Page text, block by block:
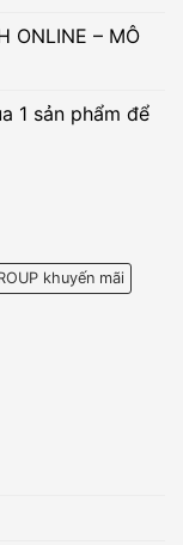
ONLINE – MÔ
1 sản phẩm để
khuyến mãi